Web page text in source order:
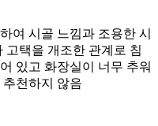
여 시골 느낌과 조용한 시
고택을 개조한 관계로 침
있고 화장실이 너무 추워
천하지 않음